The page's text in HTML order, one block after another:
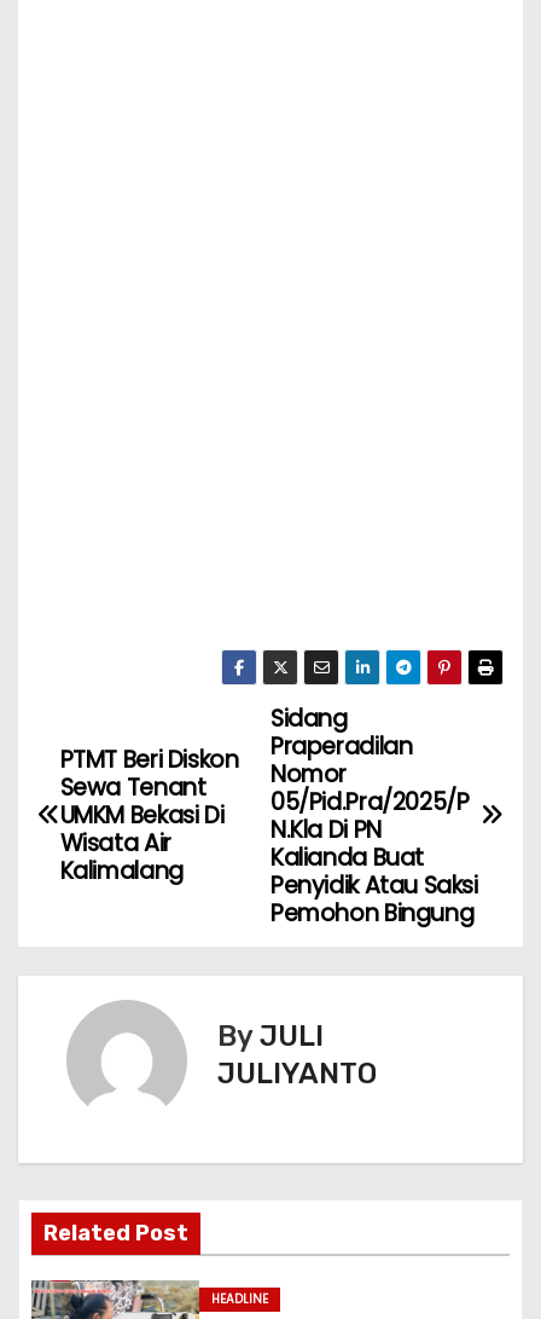
Sidang
Praperadilan
Nomor
05/Pid.Pra/2025/P
N.Kla Di PN
Kalianda Buat
Penyidik Atau Saksi
Pemohon Bingung
PTMT Beri Diskon
Sewa Tenant
UMKM Bekasi Di
Wisata Air
Kalimalang
ByJULI
JULIYANTO
Related Post
HEADLINE